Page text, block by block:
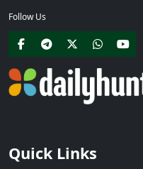
Follow Us
Quick Links